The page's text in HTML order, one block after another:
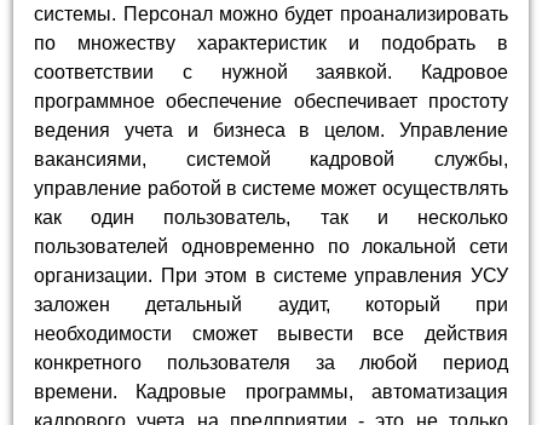
системы. Персонал можно будет проанализировать
по множеству характеристик и подобрать в
соответствии с нужной заявкой. Кадровое
программное обеспечение обеспечивает простоту
ведения учета и бизнеса в целом. Управление
вакансиями, системой кадровой службы,
управление работой в системе может осуществлять
как один пользователь, так и несколько
пользователей одновременно по локальной сети
организации. При этом в системе управления УСУ
заложен детальный аудит, который при
необходимости сможет вывести все действия
конкретного пользователя за любой период
времени. Кадровые программы, автоматизация